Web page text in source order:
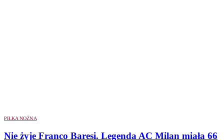
PIŁKA NOŻNA
Nie żyje Franco Baresi. Legenda AC Milan miała 66